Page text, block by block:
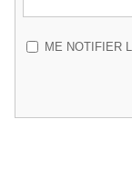
ME NOTIFIER